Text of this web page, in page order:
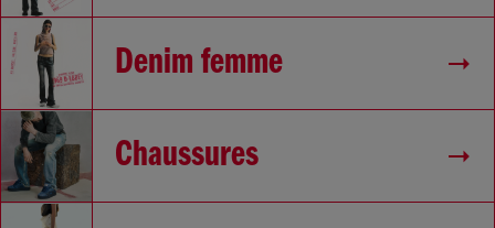
Denim femme
Chaussures